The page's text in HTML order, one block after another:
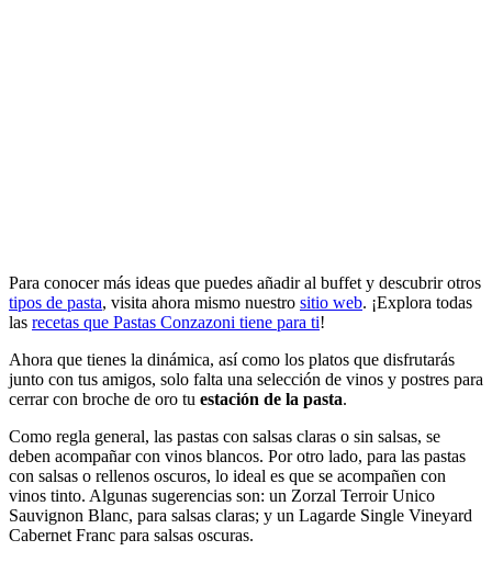
Para conocer más ideas que puedes añadir al buffet y descubrir otros
tipos de pasta, visita ahora mismo nuestro sitio web. ¡Explora todas
las recetas que Pastas Conzazoni tiene para ti!
Ahora que tienes la dinámica, así como los platos que disfrutarás
junto con tus amigos, solo falta una selección de vinos y postres para
cerrar con broche de oro tu estación de la pasta.
Como regla general, las pastas con salsas claras o sin salsas, se
deben acompañar con vinos blancos. Por otro lado, para las pastas
con salsas o rellenos oscuros, lo ideal es que se acompañen con
vinos tinto. Algunas sugerencias son: un Zorzal Terroir Unico
Sauvignon Blanc, para salsas claras; y un Lagarde Single Vineyard
Cabernet Franc para salsas oscuras.